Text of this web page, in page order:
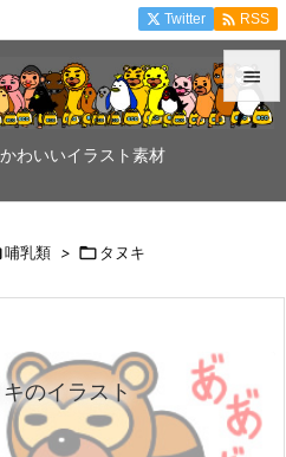
わいいイラスト素材


検索
Twitter  RSS
哺乳類 > タヌキ
のイラスト